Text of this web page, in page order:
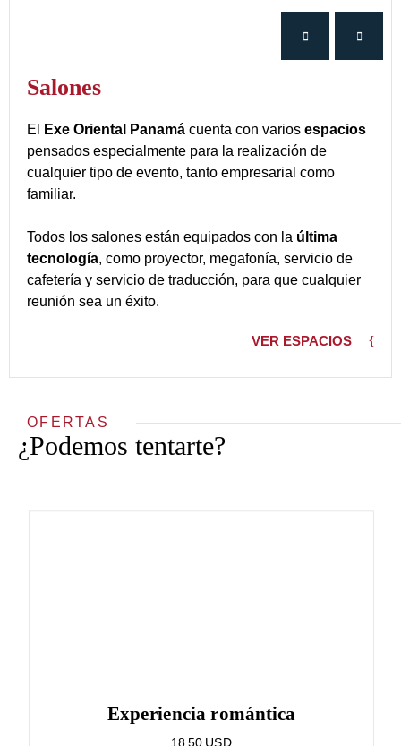
Salones
El Exe Oriental Panamá cuenta con varios espacios
pensados especialmente para la realización de
cualquier tipo de evento, tanto empresarial como
familiar.
Todos los salones están equipados con la última
tecnología, como proyector, megafonía, servicio de
cafetería y servicio de traducción, para que cualquier
reunión sea un éxito.
VER ESPACIOS
OFERTAS
¿Podemos tentarte?
Experiencia romántica
18,50 USD